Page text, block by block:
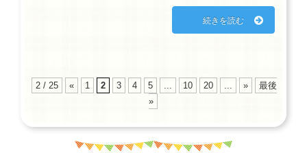
続きを読む
2 / 25 « 1 2 3 4 5 ... 10 20 ... »
最後
»